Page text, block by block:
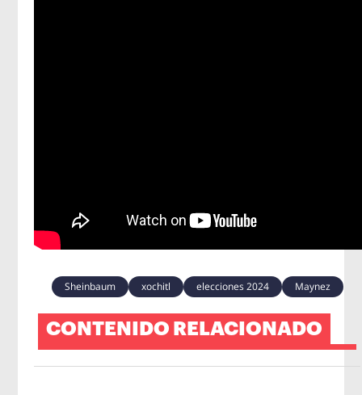
Sheinbaum xochitl elecciones 2024 Maynez
CONTENIDO RELACIONADO